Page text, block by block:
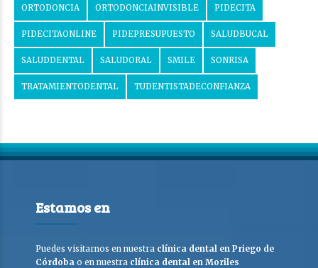
ORTODONCIA ORTODONCIAINVISIBLE PIDECITA
PIDECITAONLINE PIDEPRESUPUESTO SALUDBUCAL
SALUDDENTAL SALUDORAL SMILE SONRISA
TRATAMIENTODENTAL TUDENTISTADECONFIANZA
Estamos en
Puedes visitarnos en nuestra clínica dental en Priego de
Córdoba o en nuestra clínica dental en Moriles